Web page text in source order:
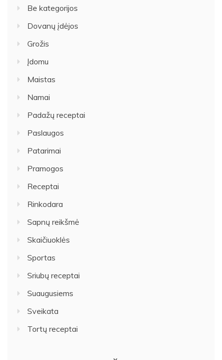
Be kategorijos
Dovanų įdėjos
Grožis
Įdomu
Maistas
Namai
Padažų receptai
Paslaugos
Patarimai
Pramogos
Receptai
Rinkodara
Sapnų reikšmė
Skaičiuoklės
Sportas
Sriubų receptai
Suaugusiems
Sveikata
Tortų receptai